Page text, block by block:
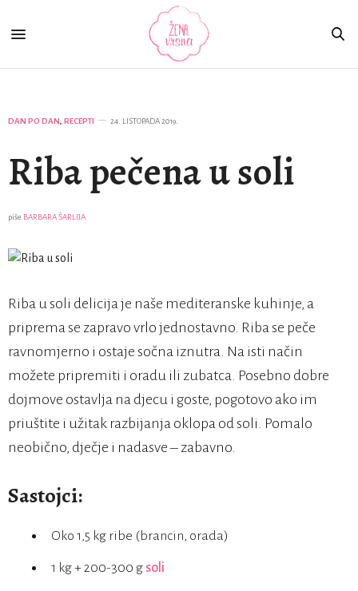
DAN PO DAN, RECEPTI 24. LISTOPADA 2019.
Riba pečena u soli
piše BARBARA ŠARLIJA
Riba u soli delicija je naše mediteranske kuhinje, a
priprema se zapravo vrlo jednostavno. Riba se peče
ravnomjerno i ostaje sočna iznutra. Na isti način
možete pripremiti i oradu ili zubatca. Posebno dobre
dojmove ostavlja na djecu i goste, pogotovo ako im
priuštite i užitak razbijanja oklopa od soli. Pomalo
neobično, dječje i nadasve – zabavno.
Sastojci:
Oko 1,5 kg ribe (brancin, orada)
1 kg + 200-300 gsoli